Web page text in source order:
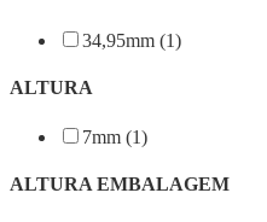
34,95mm (1)
ALTURA
7mm (1)
ALTURA EMBALAGEM